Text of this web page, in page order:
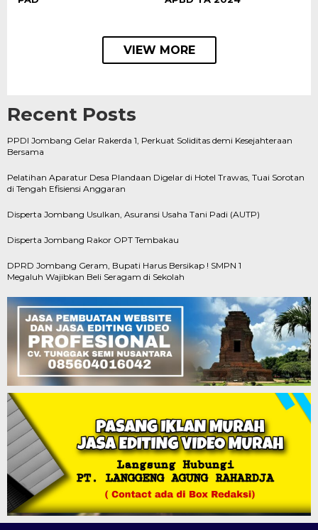
VIEW MORE
Recent Posts
PPDI Jombang Gelar Rakerda 1, Perkuat Soliditas demi Kesejahteraan
Bersama
Pelatihan Aparatur Desa Plandaan Digelar di Hotel Trawas, Tuai Sorotan
di Tengah Efisiensi Anggaran
Disperta Jombang Usulkan, Asuransi Usaha Tani Padi (AUTP)
Disperta Jombang Rakor OPT Tembakau
DPRD Jombang Geram, Bupati Harus Bersikap ! SMPN 1
Megaluh Wajibkan Beli Seragam di Sekolah